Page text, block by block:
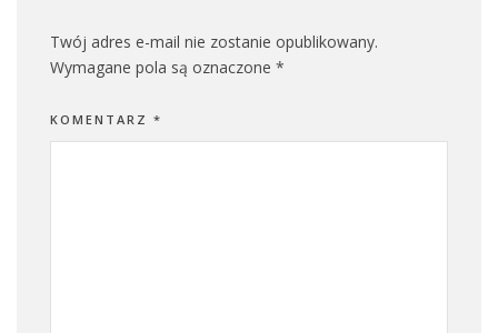
Twój adres e-mail nie zostanie opublikowany.
Wymagane pola są oznaczone *
KOMENTARZ *